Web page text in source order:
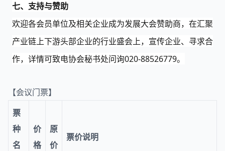
七、支持与赞助
欢迎各会员单位及相关企业成为发展大会赞助商，在汇聚
产业链上下游头部企业的行业盛会上，宣传企业、寻求合
作， 详情可致电协会秘书处问询020-88526779。
【会议门票】
票
种
名
价
格
原
价
票价说明